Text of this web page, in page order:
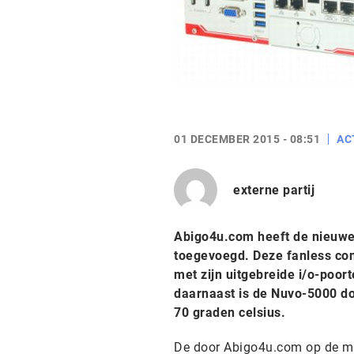
01 DECEMBER 2015 - 08:51
externe partij
Abigo4u.com heeft de
toegevoegd. Deze fanless
met zijn uitgebreide i/o-
daarnaast is de Nuvo-5000
70 graden celsius.
De door Abigo4u.com op de